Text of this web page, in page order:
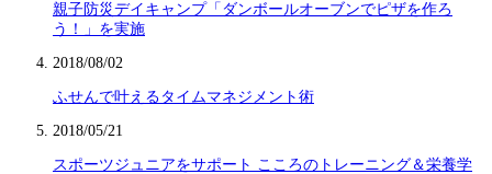
親子防災デイキャンプ「ダンボールオーブンでピザを作ろ
う！」を実施
2018/08/02
ふせんで叶えるタイムマネジメント術
2018/05/21
スポーツジュニアをサポート こころのトレーニング＆栄養学